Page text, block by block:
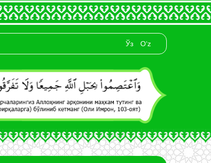
Ўз O‘z